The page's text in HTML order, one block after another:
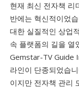
현재 최신 전자책 리
반에는 혁신적이었
대한 실질적인 상업
속 플랫폼의 길을 열
Gemstar-TV Guide
라인이 단종되었습
이지만 전자책 관리